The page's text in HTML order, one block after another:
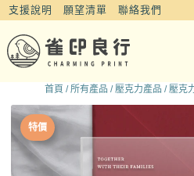
支援說明 願望清單 聯絡我們
首頁 /所有產品 /壓克力產品 /壓克
特價